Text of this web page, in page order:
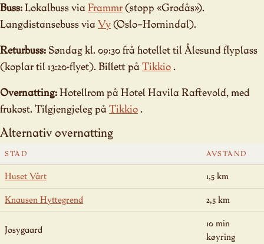
Buss:Lokalbuss viaFrammr(stopp «Grodås»).
Langdistansebuss viaVy(Oslo–Hornindal).
Returbuss:Søndag kl. 09:30 frå hotellet til Ålesund flyplass
(koplar til 13:20-flyet). Billett påTikkio.
Overnatting:Hotellrom på Hotel Havila Raftevold, med
frukost. Tilgjengjeleg påTikkio.
Alternativ overnatting
STAD AVSTAND
Huset Vårt 1,5 km
Knausen Hyttegrend 2,5 km
Josygaard
10 min
køyring